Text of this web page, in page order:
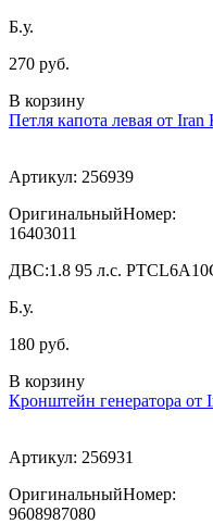
Б.у.
270 руб.
В корзину
Петля капота левая от
Артикул: 256939
ОригинальныйНомер:
16403011
ДВС:1.8 95 л.с.
Б.у.
180 руб.
В корзину
Кронштейн генератора от
Артикул: 256931
ОригинальныйНомер:
9608987080